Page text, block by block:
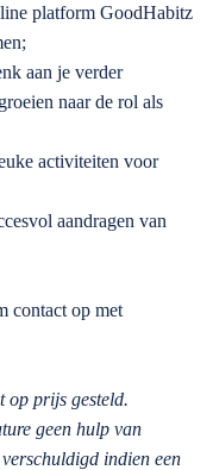
platform GoodHabitz
aan je verder
naar de rol als
activiteiten voor
aandragen van
contact op met
op prijs gesteld.
geen hulp van
indien een